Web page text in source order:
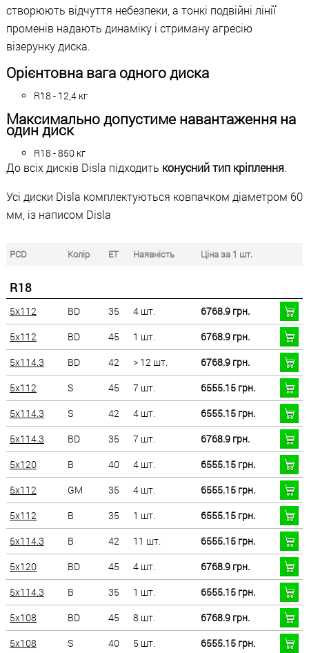
створюють відчуття небезпеки, а тонкі подвійні лінії
променів надають динаміку і стриману агресію
візерунку диска.
Орієнтовна вага одного диска
R18 - 12,4 кг
Максимально допустиме навантаження на
один диск
R18 - 850 кг
До всіх дисків Disla підходить конусний тип кріплення.
Усі диски Disla комплектуються ковпачком діаметром 60
мм, із написом Disla
PCD Колір ET Наявність Ціна за 1 шт.
R18
5x112 BD 35 4 шт.
6768.9 грн.
5x112
BD 45 1 шт.
6768.9 грн.
5x114.3
BD 42 > 12 шт.
6768.9 грн.
5x112
S 45 7 шт.
6555.15 грн.
5x114.3
S 42 4 шт.
6555.15 грн.
5x114.3
BD 35 7 шт.
6768.9 грн.
5x120
B 40 4 шт.
6555.15 грн.
5x112
GM 35 4 шт.
6555.15 грн.
5x112
B 35 1 шт.
6555.15 грн.
5x114.3
B 42 11 шт.
6555.15 грн.
5x120
BD 45 4 шт.
6768.9 грн.
5x114.3
B 35 1 шт.
6555.15 грн.
5x108
BD 45 8 шт.
6768.9 грн.
5x108
S 40 5 шт. 6555.15 грн.